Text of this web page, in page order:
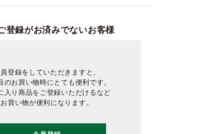
登録がお済みでないお客様
登録をしていただきますと、
のお買い物時にとても便利です。
入り商品をご登録いただけるなど
お買い物が便利になります。